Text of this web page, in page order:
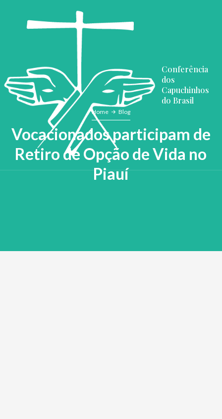
Conferência
dos
Capuchinhos
do Brasil
Home Blog
Vocacionados participam de
Retiro de Opção de Vida no
Piauí